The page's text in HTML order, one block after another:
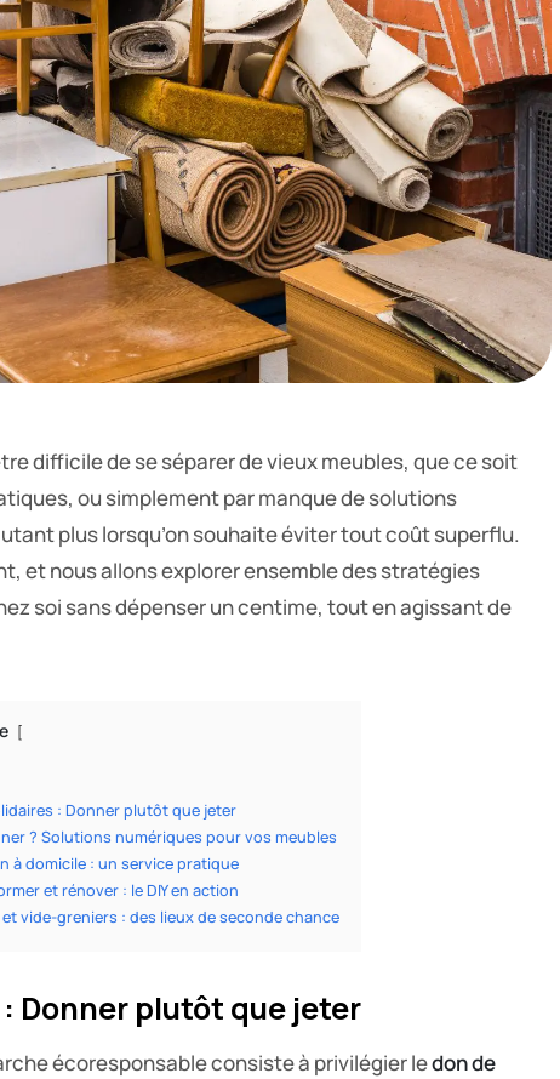
difficile de se séparer de vieux meubles, que ce soit
ou simplement par manque de solutions
plus lorsqu’on souhaite éviter tout coût superflu.
et nous allons explorer ensemble des stratégies
soi sans dépenser un centime, tout en agissant de
: Donner plutôt que jeter
? Solutions numériques pour vos meubles
à domicile : un service pratique
et rénover : le DIY en action
vide-greniers : des lieux de seconde chance
Donner plutôt que jeter
écoresponsable consiste à privilégier ledon de